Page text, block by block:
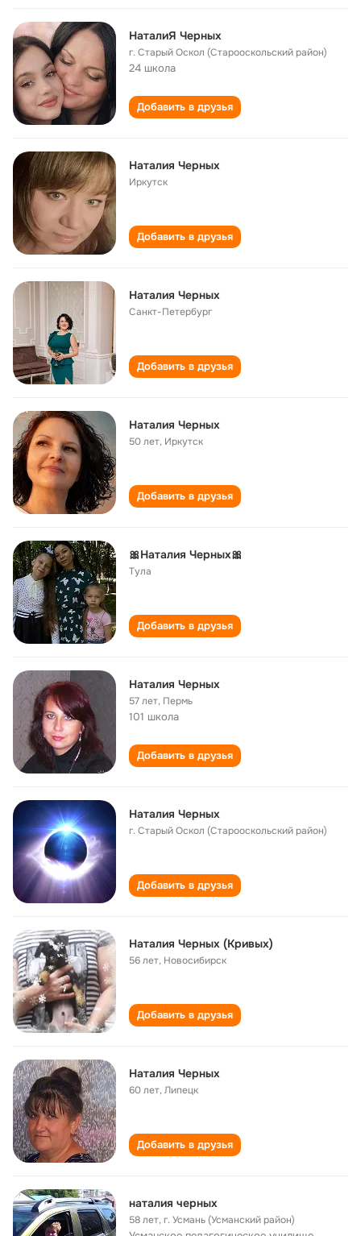
НаталиЯ Черных
г. Старый Оскол (Старооскольский район)
24 школа
Добавить в друзья
Наталия Черных
Иркутск
Добавить в друзья
Наталия Черных
Санкт-Петербург
Добавить в друзья
Наталия Черных
50 лет, Иркутск
Добавить в друзья
🎀Наталия Черных🎀
Тула
Добавить в друзья
Наталия Черных
57 лет, Пермь
101 школа
Добавить в друзья
Наталия Черных
г. Старый Оскол (Старооскольский район)
Добавить в друзья
Наталия Черных (Кривых)
56 лет, Новосибирск
Добавить в друзья
Наталия Черных
60 лет,Липецк
Добавить в друзья
наталия черных
58 лет,г. Усмань (Усманский район)